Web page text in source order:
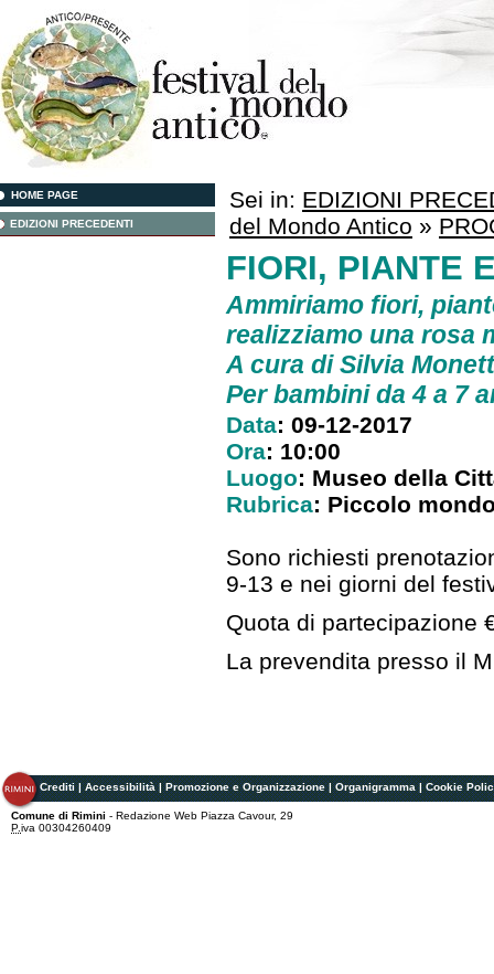
HOME PAGE
EDIZIONI PRECEDENTI
Sei in: EDIZIONI
del Mondo Antico »
FIORI, PIANTE
Ammiriamo fiori,
realizziamo una rosa
A cura diSilvia
Per bambini da 4 a 7
Data: 09-12-2017
Ora: 10:00
Luogo: Museo della
Rubrica: Piccolo
Sono richiesti
9-13 e nei giorni del
Quota di partecipazione
La prevendita presso il
Crediti|Accessibilità|Promozione e Organizzazione|Organigramma|Cookie
Comune di Rimini - Redazione Web Piazza Cavour, 29
P.iva 00304260409